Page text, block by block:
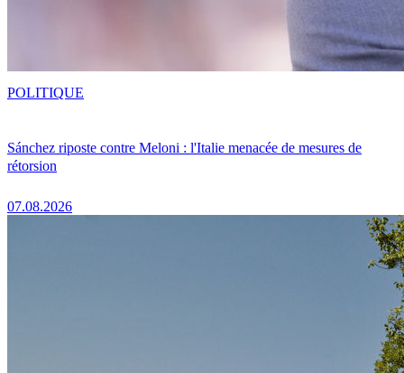
Sánchez riposte contre Meloni : l'Italie menacée de mesures de
rétorsion
07.08.2026
POLITIQUE